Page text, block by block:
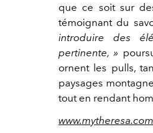
que ce soit sur
témoignant du
introduire des
pertinente, »
ornent les pulls,
paysages
tout en rendant
www.mytheresa.com